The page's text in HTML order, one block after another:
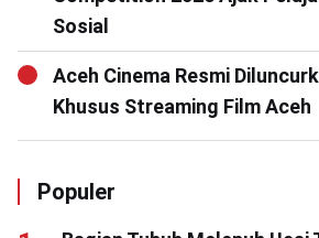
Sosial
Aceh Cinema Resmi
Khusus Streaming Film Aceh
Populer